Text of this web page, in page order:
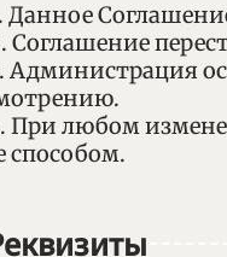
Данное
Соглашение
Администрация
При любом
способом.